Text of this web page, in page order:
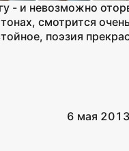
- и невозможно
смотрится
поэзия
6 мая